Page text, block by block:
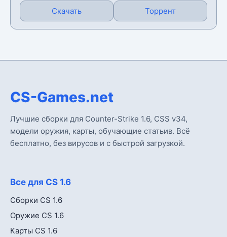
Скачать Торрент
CS-Games.net
Лучшие сборки для Counter-Strike 1.6, CSS v34,
модели оружия, карты, обучающие статьив. Всё
бесплатно, без вирусов и с быстрой загрузкой.
Все для CS 1.6
Сборки CS 1.6
Оружие CS 1.6
Карты CS 1.6